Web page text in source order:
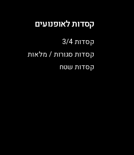
קסדות לאופנועים
קסדות 3/4
קסדות סגורות / מלאות
קסדות שטח